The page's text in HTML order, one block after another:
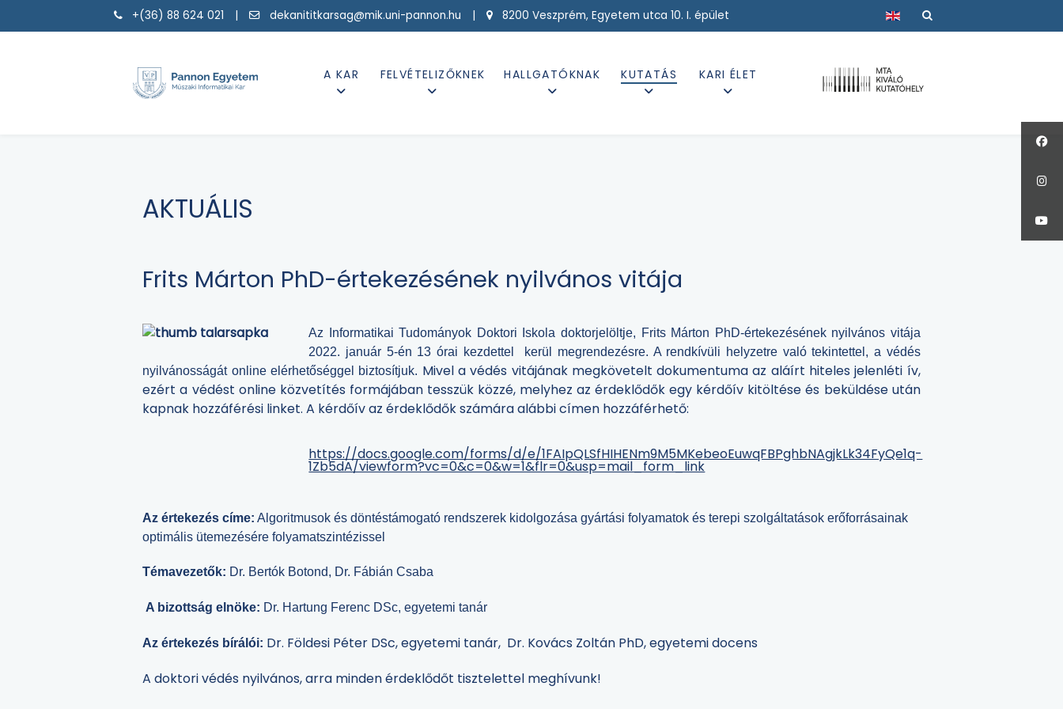
+(36) 88 624 021 | dekanititkarsag@mik.uni-pannon.hu | 8200 Veszprém, Egyetem utca 10. I. épület Válasszon nyelvet
A KAR FELVÉTELIZŐKNEK HALLGATÓKNAK KUTATÁS KARI ÉLET
AKTUÁLIS
Frits Márton PhD-értekezésének nyilvános vitája
Az Informatikai Tudományok Doktori Iskola doktorjelöltje, Frits Márton PhD-értekezésének nyilvános vitája
2022. január 5-én 13 órai kezdettel kerül megrendezésre. A rendkívüli helyzetre való tekintettel, a védés
nyilvánosságát online elérhetőséggel biztosítjuk. Mivel a védés vitájának megkövetelt dokumentuma az aláírt hiteles jelenléti ív,
ezért a védést online közvetítés formájában tesszük közzé, melyhez az érdeklődők egy kérdőív kitöltése és beküldése után
kapnak hozzáférési linket. A kérdőív az érdeklődők számára alábbi címen hozzáférhető:
https://docs.google.com/forms/d/e/1FAIpQLSfHIHENm9M5MKebeoEuwqFBPghbNAgjkLk34FyQe1q-
1Zb5dA/viewform?vc=0&c=0&w=1&flr=0&usp=mail_form_link
Az értekezés címe: Algoritmusok és döntéstámogató rendszerek kidolgozása gyártási folyamatok és terepi szolgáltatások erőforrásainak
optimális ütemezésére folyamatszintézissel
Témavezetők: Dr. Bertók Botond, Dr. Fábián Csaba
A bizottság elnöke: Dr. Hartung Ferenc DSc, egyetemi tanár
Az értekezés bírálói: Dr. Földesi Péter DSc, egyetemi tanár, Dr. Kovács Zoltán PhD, egyetemi docens
A doktori védés nyilvános, arra minden érdeklődőt tisztelettel meghívunk!